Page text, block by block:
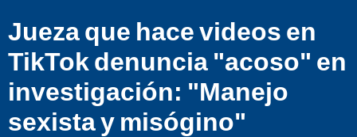
Jueza que hace videos en
TikTok denuncia "acoso" en
investigación: "Manejo
sexista y misógino"